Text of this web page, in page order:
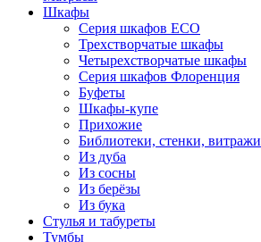
Шкафы
Серия шкафов ECO
Трехстворчатые шкафы
Четырехстворчатые шкафы
Серия шкафов Флоренция
Буфеты
Шкафы-купе
Прихожие
Библиотеки, стенки, витражи
Из дуба
Из сосны
Из берёзы
Из бука
Стулья и табуреты
Тумбы